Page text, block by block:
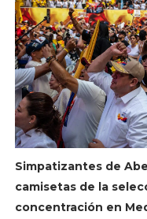
Simpatizantes de
camisetas de la
concentración en